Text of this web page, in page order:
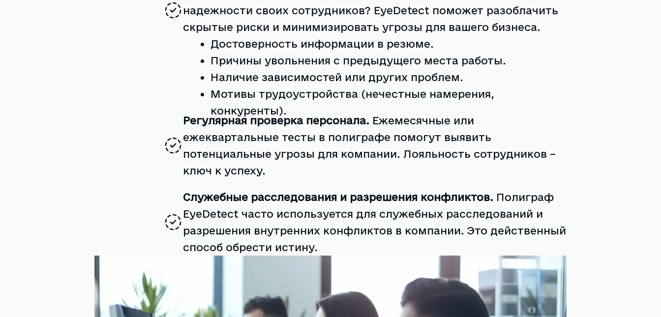
надежности своих сотрудников? EyeDetect поможет разоблачить
скрытые риски и минимизировать угрозы для вашего бизнеса.
Достоверность информации в резюме.
Причины увольнения с предыдущего места работы.
Наличие зависимостей или других проблем.
Мотивы трудоустройства (нечестные намерения,
конкуренты).
Регулярная проверка персонала. Ежемесячные или
ежеквартальные тесты в полиграфе помогут выявить
потенциальные угрозы для компании. Лояльность сотрудников –
ключ к успеху.
Служебные расследования и разрешения конфликтов. Полиграф
EyeDetect часто используется для служебных расследований и
разрешения внутренних конфликтов в компании. Это действенный
способ обрести истину.